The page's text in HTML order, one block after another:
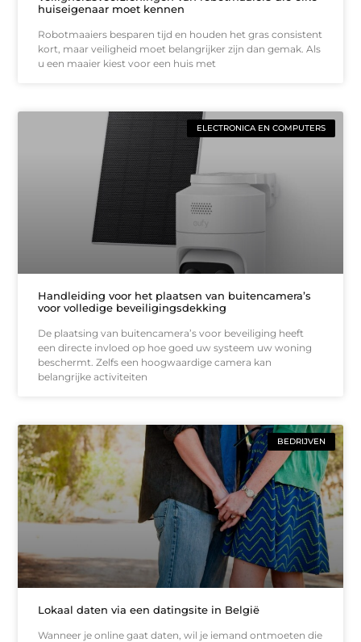
huiseigenaar moet kennen
Robotmaaiers besparen tijd en houden het gras consistent
kort, maar veiligheid moet belangrijker zijn dan gemak. Als
u een maaier kiest voor een huis met
ELECTRONICA EN COMPUTERS
Handleiding voor het plaatsen van buitencamera’s
voor volledige beveiligingsdekking
De plaatsing van buitencamera’s voor beveiliging heeft
een directe invloed op hoe goed uw systeem uw woning
beschermt. Zelfs een hoogwaardige camera kan
belangrijke activiteiten
BEDRIJVEN
Lokaal daten via een datingsite in België
Wanneer je online gaat daten, wil je iemand ontmoeten die